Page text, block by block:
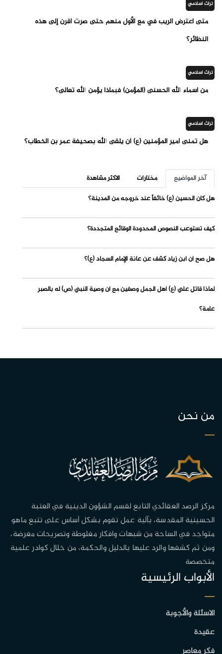
تراث اسلامي
متى اعترض الريب في مع الأول منهم حتى صرت أقرن إلى هذه
النظائر؟
تراث اسلامي
من أسماء الله الحسنى (المؤمن) فبماذا يؤمن الله تعالى؟
تراث اسلامي
هل تمنى أمير المؤمنين (ع) أن يلقى الله بصحيفة عمر بن الخطاب؟
آخر المواضيع مختارات
الاكثر مشاهدة
هل كان الحسين (ع) خائفاً عند خروجه من المدينة؟
كيف تستوعب النصوص المحدودة الوقائع المتجددة؟
هل صح أن ابن زياد كشف عن عانة الإمام السجاد (ع)؟
لماذا قاتل علي (ع) أهل الجمل وصفين مع أن وصية النبي (ص) له بالصبر
عامة؟
من نحن
مركز الرصد العقائدي التابع لقسم الشؤون الدينية في العتبة
الحسينية المقدسة، بآلية عمل تقوم بشكل أساس على تتبع ماهو
متواجد في الساحة من شبهات وافكار مغلوطة وتصريحات مغرضة،
ومن ثم كشفها والرد عليها بالدليل والحكمة، من خلال كوادر علمية
متخصصة
الأبواب الرئيسية
الاسئلة والأجوبة
عقيدة
فكر معاصر